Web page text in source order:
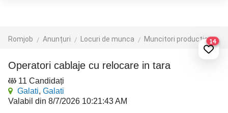
Romjob Anunțuri Locuri de munca Muncitori productie - depozit - logistica14
Operatori cablaje cu relocare in tara
11 Candidați
Galati, Galati
Valabil din 8/7/2026 10:21:43 AM